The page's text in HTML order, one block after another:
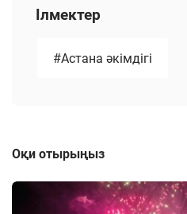
Ілмектер
#Астана әкімдігі
Оқи отырыңыз